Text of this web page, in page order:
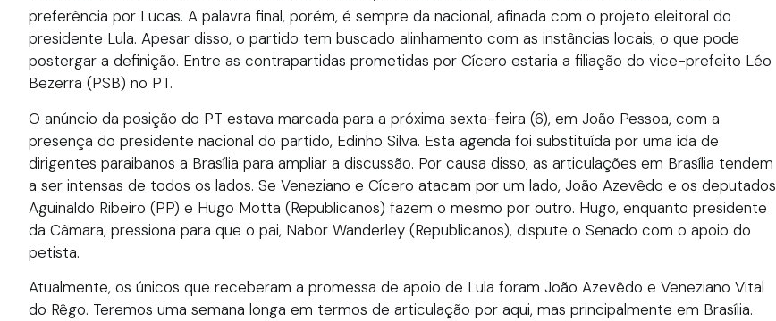
preferência por Lucas. A palavra final, porém, é sempre da nacional, afinada com o projeto eleitoral do
presidente Lula. Apesar disso, o partido tem buscado alinhamento com as instâncias locais, o que pode
postergar a definição. Entre as contrapartidas prometidas por Cícero estaria a filiação do vice-prefeito Léo
Bezerra (PSB) no PT.
O anúncio da posição do PT estava marcada para a próxima sexta-feira (6), em João Pessoa, com a
presença do presidente nacional do partido, Edinho Silva. Esta agenda foi substituída por uma ida de
dirigentes paraibanos a Brasília para ampliar a discussão. Por causa disso, as articulações em Brasília tendem
a ser intensas de todos os lados. Se Veneziano e Cícero atacam por um lado, João Azevêdo e os deputados
Aguinaldo Ribeiro (PP) e Hugo Motta (Republicanos) fazem o mesmo por outro. Hugo, enquanto presidente
da Câmara, pressiona para que o pai, Nabor Wanderley (Republicanos), dispute o Senado com o apoio do
petista.
Atualmente, os únicos que receberam a promessa de apoio de Lula foram João Azevêdo e Veneziano Vital
do Rêgo. Teremos uma semana longa em termos de articulação por aqui, mas principalmente em Brasília.